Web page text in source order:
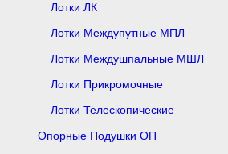
Лотки ЛК
Лотки Междупутные МПЛ
Лотки Междушпальные МШЛ
Лотки Прикромочные
Лотки Телескопические
Опорные Подушки ОП